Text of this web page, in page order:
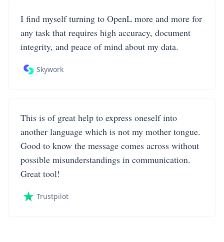
I find myself turning to OpenL more and more for
any task that requires high accuracy, document
integrity, and peace of mind about my data.
Skywork
This is of great help to express oneself into
another language which is not my mother tongue.
Good to know the message comes across without
possible misunderstandings in communication.
Great tool!
Trustpilot